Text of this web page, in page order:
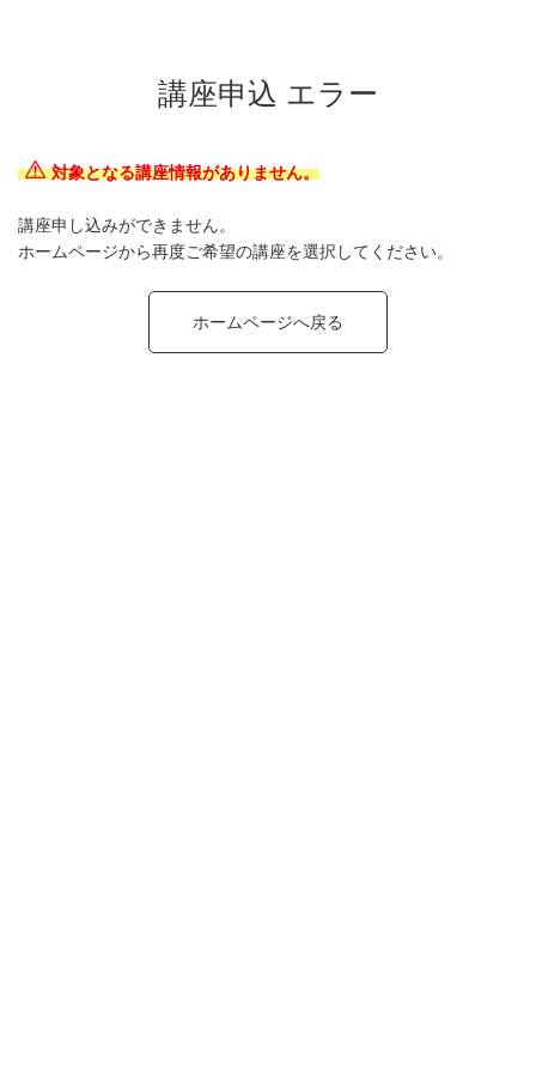
講座申込 エラー
対象となる講座情報がありません。
講座申し込みができません。
ホームページから再度ご希望の講座を選択してください。
ホームページへ戻る